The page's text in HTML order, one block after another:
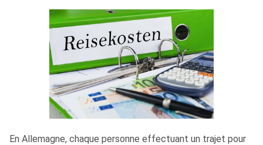
En Allemagne, chaque personne effectuant un trajet pour